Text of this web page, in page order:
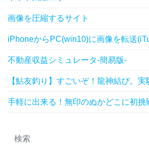
画像を圧縮するサイト
iPhoneからPC(win10)に画像を転送
不動産収益シミュレータ-簡易版-
【鮎友釣り】すごいぞ！龍神結び。実
手軽に出来る！無印のぬかどこに初挑